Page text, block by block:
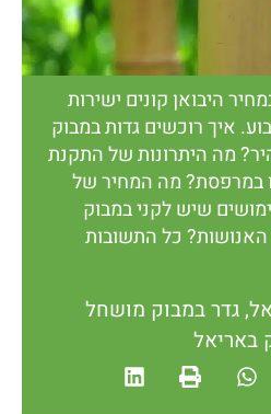
היבואן קונים ישירות
איך רוכשים גדות במבוק
מה היתרונות של התקנת
במרפסת? מה המחיר של
שיש לקני במבוק
כל התשובות
,גדר במבוק מושחל
באריאל